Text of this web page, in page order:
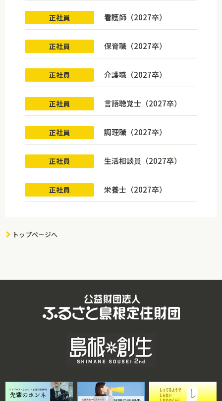
正社員 看護師（2027卒）
正社員 保育職（2027卒）
正社員 介護職（2027卒）
正社員 言語聴覚士（2027卒）
正社員 調理職（2027卒）
正社員 生活相談員（2027卒）
正社員 栄養士（2027卒）
トップページへ